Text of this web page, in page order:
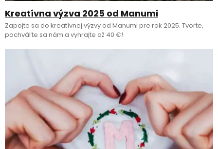
Kreatívna výzva 2025 od Manumi
Zapojte sa do kreatívnej výzvy od Manumi pre rok 2025. Tvorte,
pochváľte sa nám a vyhrajte až 40 €!